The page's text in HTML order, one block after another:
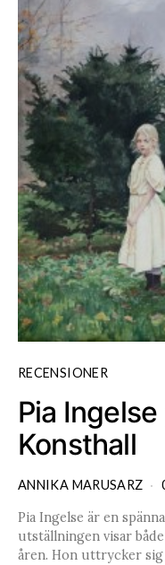
RECENSIONER
Pia
Konsthall
ANNIKA MARUSARZ
Pia Ingelse är en
utställningen visar
åren. Hon uttrycker